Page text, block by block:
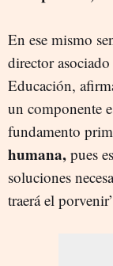
En ese mismo
director
Educación,
un componente
fundamento
humana, pues
soluciones
traerá el